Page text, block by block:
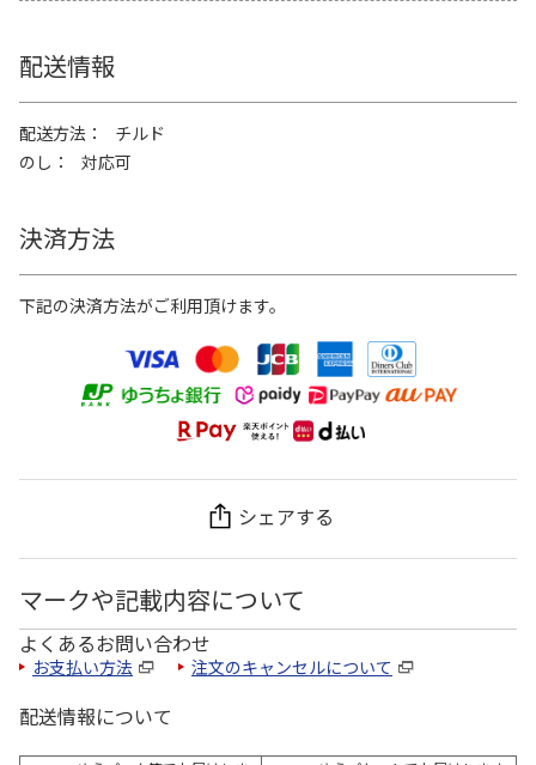
配送情報
配送方法
チルド
のし
対応可
決済方法
下記の決済方法がご利用頂けます。
シェアする
マークや記載内容について
よくあるお問い合わせ
お支払い方法 注文のキャンセルについて
配送情報について